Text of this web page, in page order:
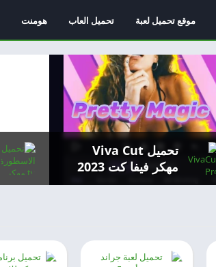
موقع تحميل لعبة تحميل العاب هومنت
تحميل Viva Cut
مهكر فيفا كت 2023
(بدون علامة مائية)